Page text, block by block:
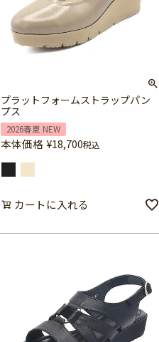
プラットフォームストラップパン
プス
2026春夏 NEW
本体価格 ¥18,700税込
カートに入れる